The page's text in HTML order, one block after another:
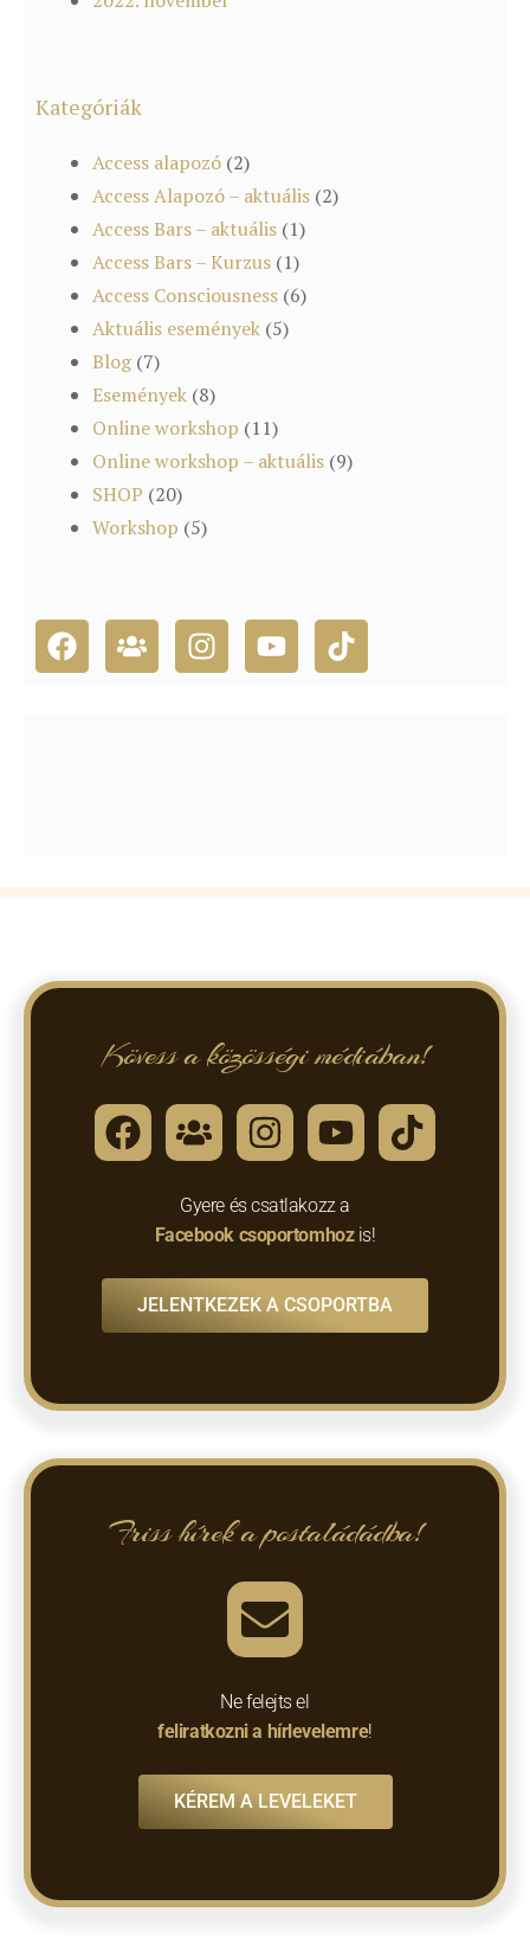
Kategóriák
Access alapozó (2)
Access Alapozó – aktuális (2)
Access Bars – aktuális (1)
Access Bars – Kurzus (1)
Access Consciousness (6)
Aktuális események (5)
Blog(7)
Események (8)
Online workshop (11)
Online workshop – aktuális (9)
SHOP (20)
Workshop (5)
Kövess a közösségi médiában!
Gyere és csatlakozz a
Facebook csoportomhozis!
JELENTKEZEK A CSOPORTBA
Friss hírek a postaládádba!
Ne felejts el
feliratkozni a hírlevelemre!
KÉREM A LEVELEKET